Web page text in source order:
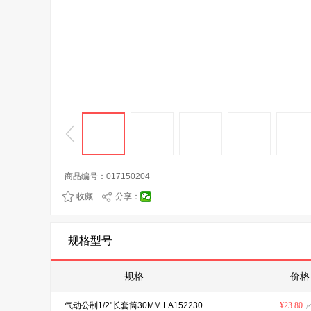
商品编号： 017150204
收藏 分享：
规格型号
规格 价格
气动公制1/2"长套筒30MM LA152230 ¥23.80 /